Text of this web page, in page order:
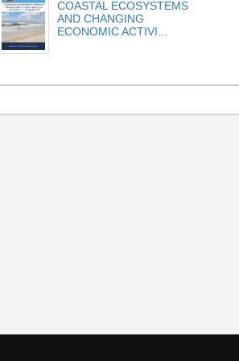
COASTAL ECOSYSTEMS
AND CHANGING
ECONOMIC ACTIVI...